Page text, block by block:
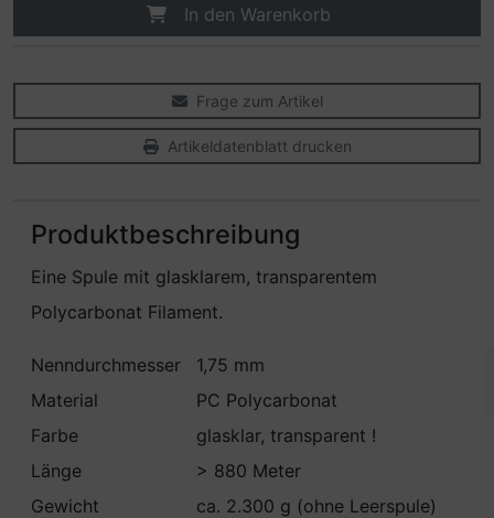
In den Warenkorb
Frage zum Artikel
Artikeldatenblatt drucken
Produktbeschreibung
Eine Spule mit glasklarem, transparentem
Polycarbonat Filament.
Nenndurchmesser
1,75 mm
Material
PC Polycarbonat
Farbe
glasklar, transparent !
Länge
> 880 Meter
Gewicht
ca. 2.300 g (ohne Leerspule)